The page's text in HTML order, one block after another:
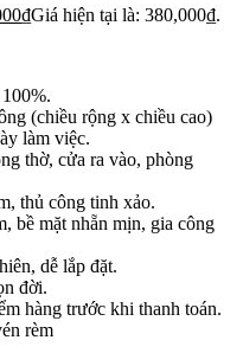
₫Giá hiện tại là: 380,000₫.
(chiều rộng x chiều cao)
làm việc.
thờ, cửa ra vào, phòng
thủ công tinh xảo.
bề mặt nhẵn mịn, gia công
dễ lắp đặt.
đời.
hàng trước khi thanh toán.
rèm